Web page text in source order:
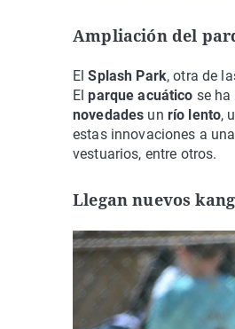
Ampliación del
ElSplash Park, otra de
Elparque acuático se ha
novedades un río lento,
estas innovaciones a
vestuarios, entre otros.
Llegan nuevos